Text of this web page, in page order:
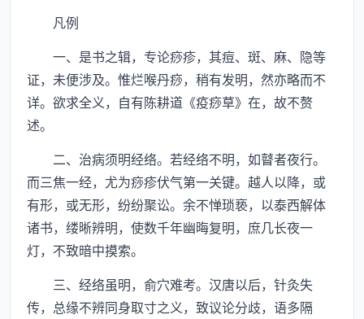
凡例
一、是书之辑，专论痧疹，其痘、斑、麻、隐等
证，未便涉及。惟烂喉丹痧，稍有发明，然亦略而不
详。欲求全义，自有陈耕道《疫痧草》在，故不赘
述。
二、治病须明经络。若经络不明，如瞽者夜行。
而三焦一经，尤为痧疹伏气第一关键。越人以降，或
有形，或无形，纷纷聚讼。余不惮琐亵，以泰西解体
诸书，缕晰辨明，使数千年幽晦复明，庶几长夜一
灯，不致暗中摸索。
三、经络虽明，俞穴难考。汉唐以后，针灸失
传，总缘不辨同身取寸之义，致议论分歧，语多隔